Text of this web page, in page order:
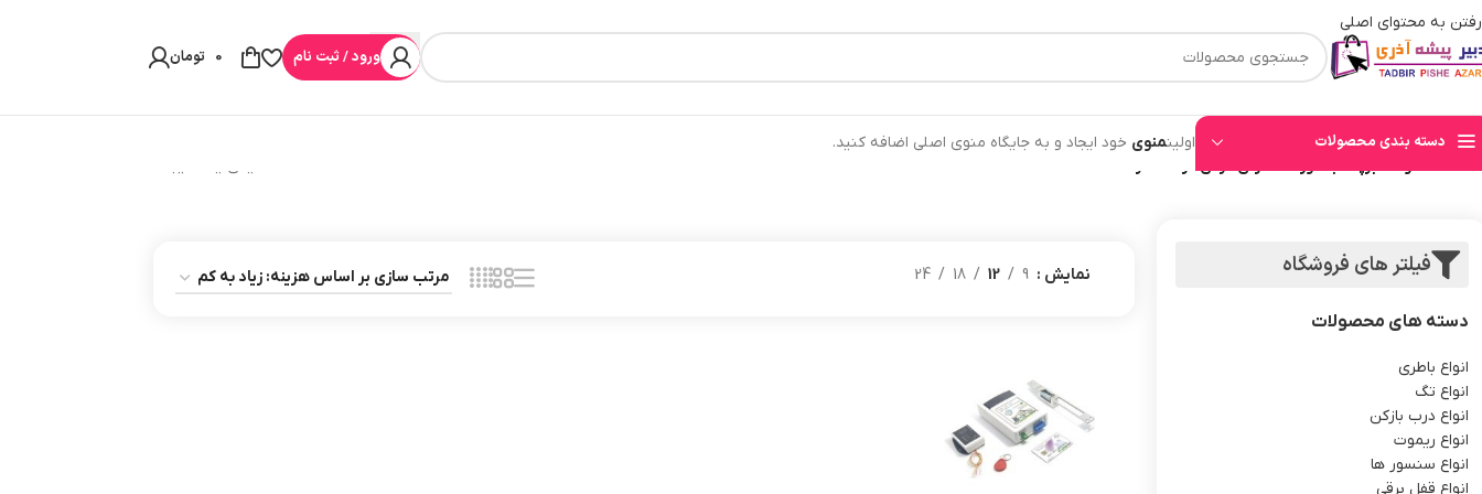
رفتن به محتوای اصلی
⚡قیمت های وب سایت بروز میباشند⚡ با توجه به حجم بالای سفارشهای ثبت شده به ترتیب ارسال خواهند شد ⚡تلفن تماس شرکت : 04132900562 ⚡
ورود / ثبت نام 0 تومان
دسته بندی محصولات اولینمنوی خود ایجاد و به جایگاه منوی اصلی اضافه کنید.
خانه/محصولات برچسب خورده “کارتی کردن در ضدسرقت” نمایش یک نتیجه
فیلتر های فروشگاه
دسته های محصولات
انواع باطری
انواع تگ
انواع درب بازکن
انواع ریموت
انواع سنسور ها
انواع قفل برقی
نمایش 9
12
18
24